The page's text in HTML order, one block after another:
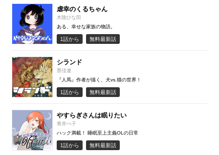
虐幸のくるちゃん
木陰ひな田
ある、幸せな家族の物語。
1話から 無料最新話
シランド
墨佳遼
『人馬』作者が描く、犬vs.猫の世界！
1話から 無料最新話
やすらぎさんは眠りたい
青井べ子
ハック満載！ 睡眠至上主義OLの日常
1話から 無料最新話